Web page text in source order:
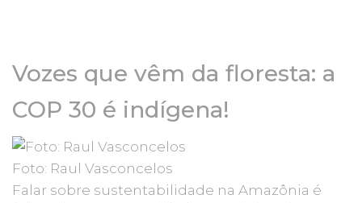
Vozes que vêm da floresta: a
COP 30 é indígena!
Foto: Raul Vasconcelos
Falar sobre sustentabilidade na Amazônia é